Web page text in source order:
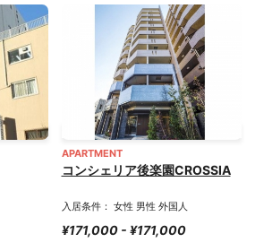
APARTMENT
コンシェリア後楽園CROSSIA
入居条件： 女性 男性 外国人
¥171,000 - ¥171,000